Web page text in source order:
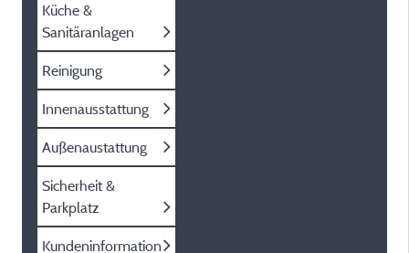
Küche &
Sanitäranlagen
Reinigung
Innenausstattung
Außenaustattung
Sicherheit &
Parkplatz
Kundeninformation